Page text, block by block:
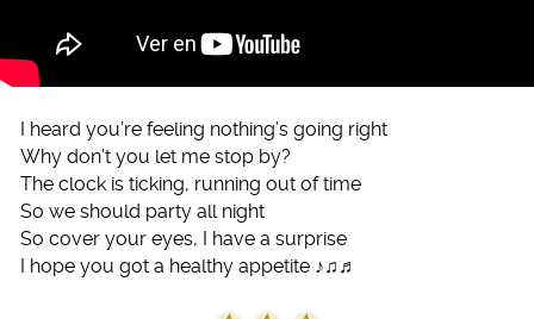
I heard you’re feeling nothing’s going right
Why don’t you let me stop by?
The clock is ticking, running out of time
So we should party all night
So cover your eyes, I have a surprise
I hope you got a healthy appetite ♪♫♬